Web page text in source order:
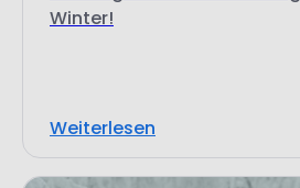
Gesundheit